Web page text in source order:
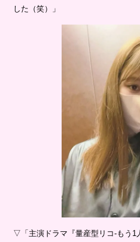
した（笑）」
▽「主演ドラマ『量産型リコ-もう1